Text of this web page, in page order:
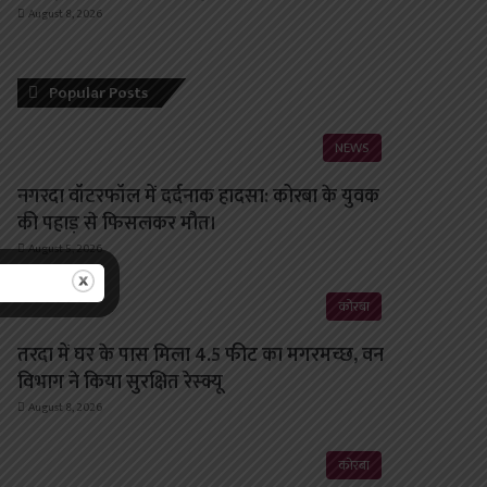
August 8, 2026
Popular Posts
NEWS
नगरदा वॉटरफॉल में दर्दनाक हादसा: कोरबा के युवक
की पहाड़ से फिसलकर मौत।
August 5, 2026
कोरबा
तरदा में घर के पास मिला 4.5 फीट का मगरमच्छ, वन
विभाग ने किया सुरक्षित रेस्क्यू
August 8, 2026
कोरबा